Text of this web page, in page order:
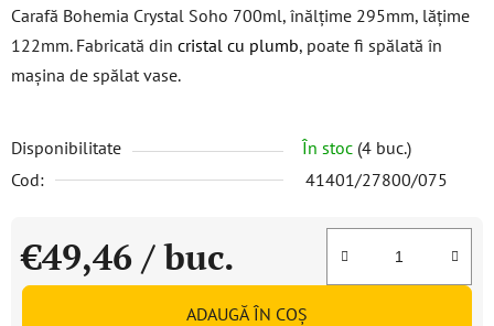
Carafă Bohemia Crystal Soho 700ml, înălțime 295mm, lățime
122mm. Fabricată din cristal cu plumb, poate fi spălată în
mașina de spălat vase.
Disponibilitate În stoc (4 buc.)
Cod:
41401/27800/075
€49,46 / buc.
Evaluare preţ:
ADAUGĂ ÎN COŞ